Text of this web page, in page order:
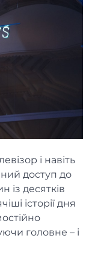
і навіть
доступ до
із десятків
історії дня
головне – і